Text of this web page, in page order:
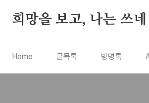
희망을 보고, 나는 쓰네
Home 글목록 방명록